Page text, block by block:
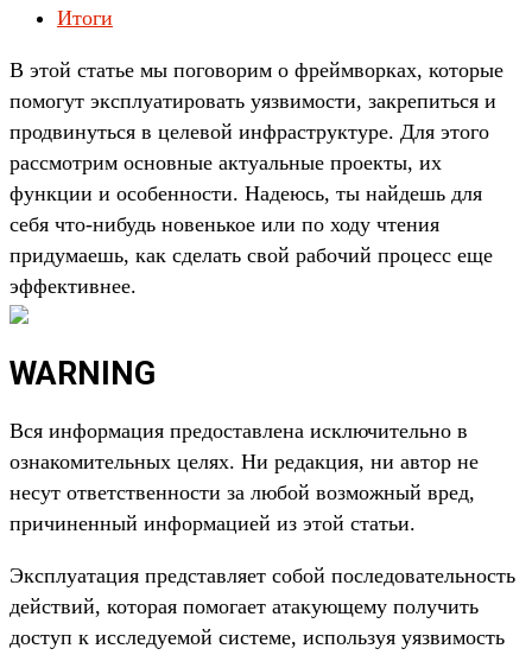
Итоги
В этой статье мы поговорим о фреймворках, которые
помогут эксплуатировать уязвимости, закрепиться и
продвинуться в целевой инфраструктуре. Для этого
рассмотрим основные актуальные проекты, их
функции и особенности. Надеюсь, ты найдешь для
себя что-нибудь новенькое или по ходу чтения
придумаешь, как сделать свой рабочий процесс еще
эффективнее.
WARNING
Вся информация предоставлена исключительно в
ознакомительных целях. Ни редакция, ни автор не
несут ответственности за любой возможный вред,
причиненный информацией из этой статьи.
Эксплуатация представляет собой последовательность
действий, которая помогает атакующему получить
доступ к исследуемой системе, используя уязвимость